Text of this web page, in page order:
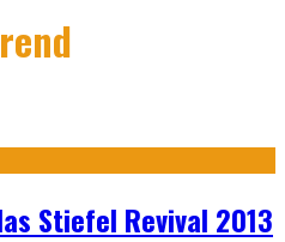
Stiefel Revival 2013